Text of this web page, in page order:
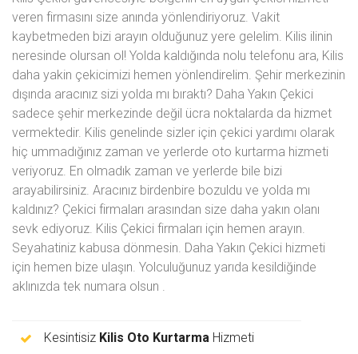
veren firmasını size anında yönlendiriyoruz. Vakit
kaybetmeden bizi arayın olduğunuz yere gelelim. Kilis ilinin
neresinde olursan ol! Yolda kaldığında nolu telefonu ara, Kilis
daha yakin çekicimizi hemen yönlendirelim. Şehir merkezinin
dışında aracınız sizi yolda mı bıraktı? Daha Yakın Çekici
sadece şehir merkezinde değil ücra noktalarda da hizmet
vermektedir. Kilis genelinde sizler için çekici yardımı olarak
hiç ummadığınız zaman ve yerlerde oto kurtarma hizmeti
veriyoruz. En olmadık zaman ve yerlerde bile bizi
arayabilirsiniz. Aracınız birdenbire bozuldu ve yolda mı
kaldınız? Çekici firmaları arasından size daha yakın olanı
sevk ediyoruz. Kilis Çekici firmaları için hemen arayın.
Seyahatiniz kabusa dönmesin. Daha Yakın Çekici hizmeti
için hemen bize ulaşın. Yolculuğunuz yarıda kesildiğinde
aklınızda tek numara olsun .
Kesintisiz Kilis Oto Kurtarma Hizmeti